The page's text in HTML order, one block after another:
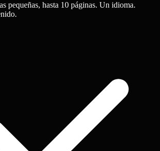
pequeñas, hasta 10 páginas. Un idioma.